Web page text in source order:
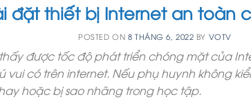
đặt thiết bị Internet an toàn
POSTED ON 8 THÁNG 6, 2022 BY VOTV
được tốc độ phát triển chóng mặt của
vui có trên internet. Nếu phụ huynh không
hoặc bị sao nhãng trong học tập.